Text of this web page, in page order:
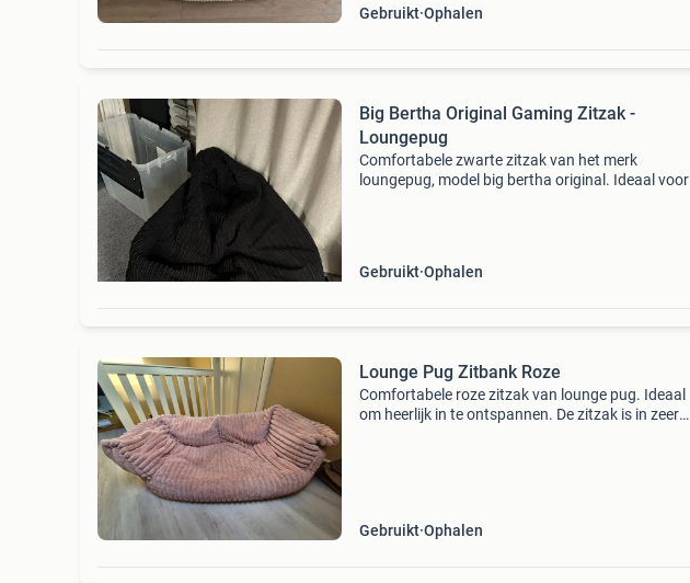
Gebruikt Ophalen
Big Bertha Original Gaming Zitzak -
Loungepug
Comfortabele zwarte zitzak van het merk
loungepug, model big bertha original. Ideaal voor
Gebruikt Ophalen
Lounge Pug Zitbank Roze
Comfortabele roze zitzak van lounge pug. Ideaal
om heerlijk in te ontspannen. De zitzak is in zeer
Gebruikt Ophalen